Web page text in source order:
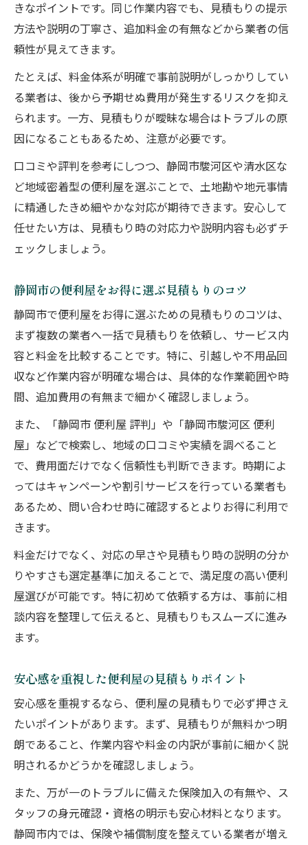
きなポイントです。同じ作業内容でも、見積もりの提示
方法や説明の丁寧さ、追加料金の有無などから業者の信
頼性が見えてきます。
たとえば、料金体系が明確で事前説明がしっかりしてい
る業者は、後から予期せぬ費用が発生するリスクを抑え
られます。一方、見積もりが曖昧な場合はトラブルの原
因になることもあるため、注意が必要です。
口コミや評判を参考にしつつ、静岡市駿河区や清水区な
ど地域密着型の便利屋を選ぶことで、土地勘や地元事情
に精通したきめ細やかな対応が期待できます。安心して
任せたい方は、見積もり時の対応力や説明内容も必ずチ
ェックしましょう。
静岡市の便利屋をお得に選ぶ見積もりのコツ
静岡市で便利屋をお得に選ぶための見積もりのコツは、
まず複数の業者へ一括で見積もりを依頼し、サービス内
容と料金を比較することです。特に、引越しや不用品回
収など作業内容が明確な場合は、具体的な作業範囲や時
間、追加費用の有無まで細かく確認しましょう。
また、「静岡市 便利屋 評判」や「静岡市駿河区 便利
屋」などで検索し、地域の口コミや実績を調べること
で、費用面だけでなく信頼性も判断できます。時期によ
ってはキャンペーンや割引サービスを行っている業者も
あるため、問い合わせ時に確認するとよりお得に利用で
きます。
料金だけでなく、対応の早さや見積もり時の説明の分か
りやすさも選定基準に加えることで、満足度の高い便利
屋選びが可能です。特に初めて依頼する方は、事前に相
談内容を整理して伝えると、見積もりもスムーズに進み
ます。
安心感を重視した便利屋の見積もりポイント
安心感を重視するなら、便利屋の見積もりで必ず押さえ
たいポイントがあります。まず、見積もりが無料かつ明
朗であること、作業内容や料金の内訳が事前に細かく説
明されるかどうかを確認しましょう。
また、万が一のトラブルに備えた保険加入の有無や、ス
タッフの身元確認・資格の明示も安心材料となります。
静岡市内では、保険や補償制度を整えている業者が増え